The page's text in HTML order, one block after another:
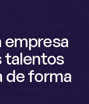
empresa
talentos
de forma